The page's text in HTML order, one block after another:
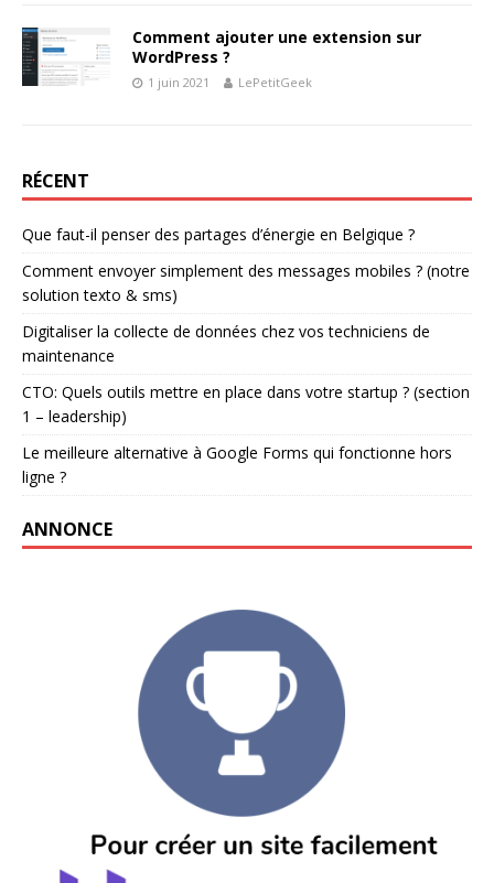
Comment ajouter une extension sur
WordPress ?
1 juin 2021 LePetitGeek
RÉCENT
Que faut-il penser des partages d’énergie en Belgique ?
Comment envoyer simplement des messages mobiles ? (notre
solution texto & sms)
Digitaliser la collecte de données chez vos techniciens de
maintenance
CTO: Quels outils mettre en place dans votre startup ? (section
1 – leadership)
Le meilleure alternative à Google Forms qui fonctionne hors
ligne ?
ANNONCE